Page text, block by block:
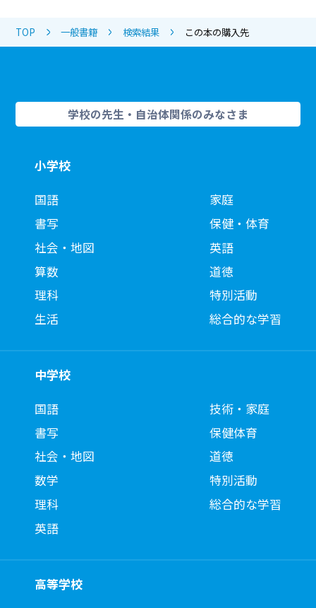
TOP 一般書籍 検索結果 この本の購入先
学校の先生・自治体関係のみなさま
小学校
国語
書写
社会・地図
算数
理科
生活
家庭
保健・体育
英語
道徳
特別活動
総合的な学習
中学校
国語
書写
社会・地図
数学
理科
英語
技術・家庭
保健体育
道徳
特別活動
総合的な学習
高等学校